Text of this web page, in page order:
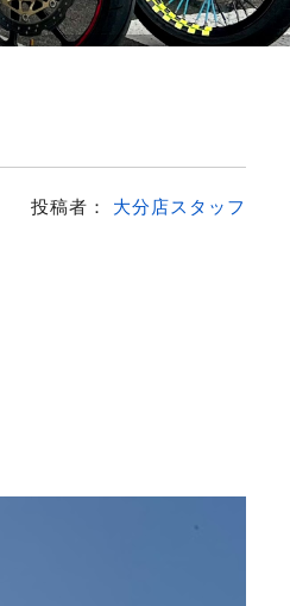
投稿者： 大分店スタッフ